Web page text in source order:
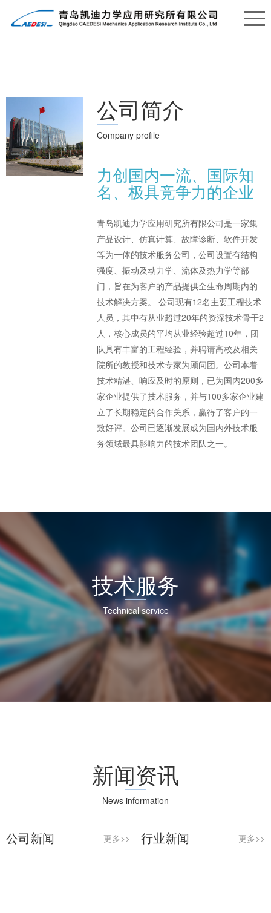
公司简介
Company profile
力创国内一流、国际知
名、极具竞争力的企业
青岛凯迪力学应用研究所有限公司是一家集
产品设计、仿真计算、故障诊断、软件开发
等为一体的技术服务公司，公司设置有结构
强度、振动及动力学、流体及热力学等部
门，旨在为客户的产品提供全生命周期内的
技术解决方案。 公司现有12名主要工程技术
人员，其中有从业超过20年的资深技术骨干2
人，核心成员的平均从业经验超过10年，团
队具有丰富的工程经验，并聘请高校及相关
院所的教授和技术专家为顾问团。公司本着
技术精湛、响应及时的原则，已为国内200多
家企业提供了技术服务，并与100多家企业建
立了长期稳定的合作关系，赢得了客户的一
致好评。公司已逐渐发展成为国内外技术服
务领域最具影响力的技术团队之一。
技术服务
Technical service
新闻资讯
News information
公司新闻 更多>> 行业新闻 更多>>